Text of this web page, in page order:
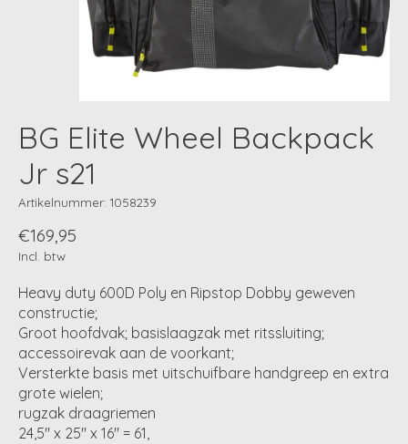
BG Elite Wheel Backpack
Jr s21
Artikelnummer: 1058239
€169,95
Incl. btw
Heavy duty 600D Poly en Ripstop Dobby geweven
constructie;
Groot hoofdvak; basislaagzak met ritssluiting;
accessoirevak aan de voorkant;
Versterkte basis met uitschuifbare handgreep en extra
grote wielen;
rugzak draagriemen
24,5" x 25" x 16" = 61,